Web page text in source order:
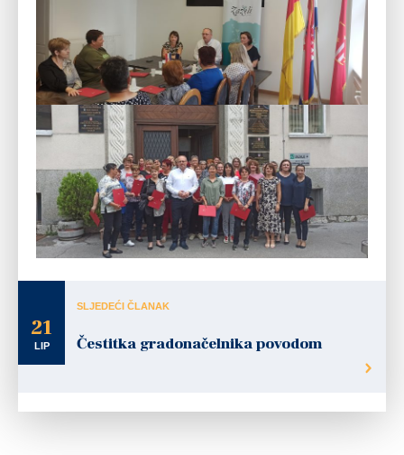
21
LIP
SLJEDEĆI ČLANAK
Čestitka gradonačelnika povodom